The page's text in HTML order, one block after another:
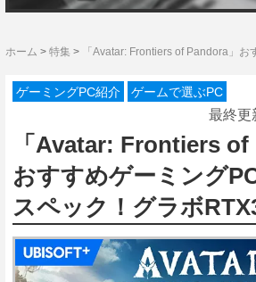
ホーム > 特集 > 「Avatar: Frontiers of Pandora」
ゲーミングPC紹介 ゲームで選ぶPC
最終更
「Avatar: Frontiers of
おすすめゲーミング
スペック！グラボ